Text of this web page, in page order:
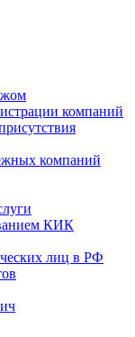
компаний
компаний
КИК
лиц в РФ